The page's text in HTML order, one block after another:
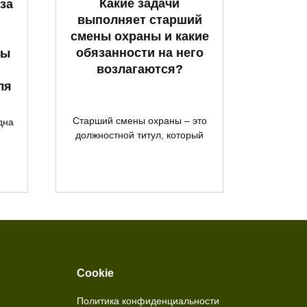
Какие задачи
выполняет старший
смены охраны и какие
обязанности на него
возлагаются?
Старший смены охраны – это
должностной титул, который
Cookie
Политика конфиденциальности